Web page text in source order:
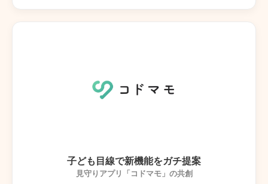
子ども目線で新機能をガチ提案
見守りアプリ「コドマモ」の共創